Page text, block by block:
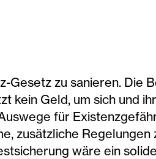
Gesetz zu sanieren. Die
kein Geld, um sich und
für
zusätzliche Regelungen
wäre ein